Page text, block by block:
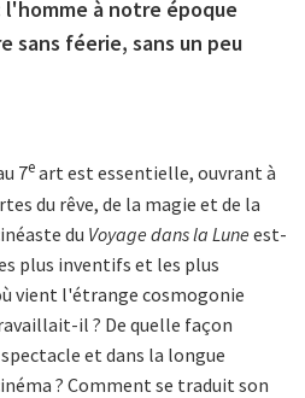
l'homme à notre époque
sans féerie, sans un peu
7eart est essentielle, ouvrant à
du rêve, de la magie et de la
du Voyage dans la Lune est-
plus inventifs et les plus
vient l'étrange cosmogonie
il ? De quelle façon
et dans la longue
? Comment se traduit son